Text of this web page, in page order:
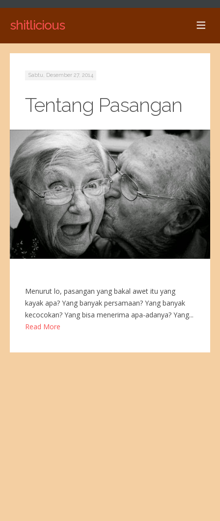
shitlicious
Sabtu, Desember 27, 2014
Tentang Pasangan
Menurut lo, pasangan yang bakal awet itu yang
kayak apa? Yang banyak persamaan? Yang banyak
kecocokan? Yang bisa menerima apa-adanya? Yang...
Read More